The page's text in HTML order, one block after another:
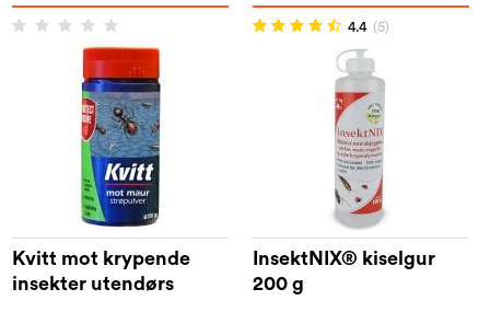
Kvitt mot krypende
insekter utendørs
4.4 (5)
InsektNIX® kiselgur
200 g